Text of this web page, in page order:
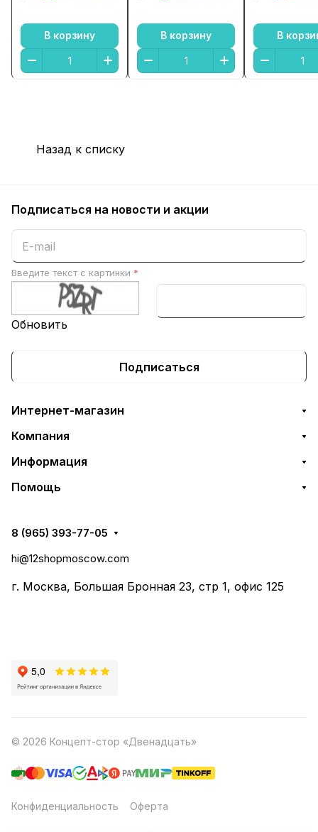
В корзину В корзину В
Назад к списку
Подписаться на новости и акции
Введите текст с картинки *
Обновить
Подписаться
Интернет-магазин
Компания
Информация
Помощь
8 (965) 393-77-05
hi@12shopmoscow.com
г. Москва, Большая Бронная 23, стр 1, офис 125
© 2026 Концепт-стор «Двенадцать»
Конфиденциальность Оферта